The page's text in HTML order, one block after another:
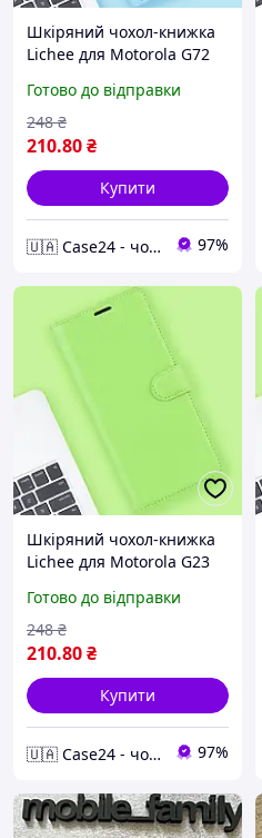
Шкіряний чохол-книжка
Lichee для Motorola G72
Готово до відправки
210.80₴
248 ₴
Купити
🇺🇦 Case24 - чохли та аксесуари для смартфонів та планшетів 97%
Шкіряний чохол-книжка
Lichee для Motorola G23
Готово до відправки
210.80₴
248 ₴
Купити
🇺🇦 Case24 - чохли та аксесуари для смартфонів та планшетів 97%